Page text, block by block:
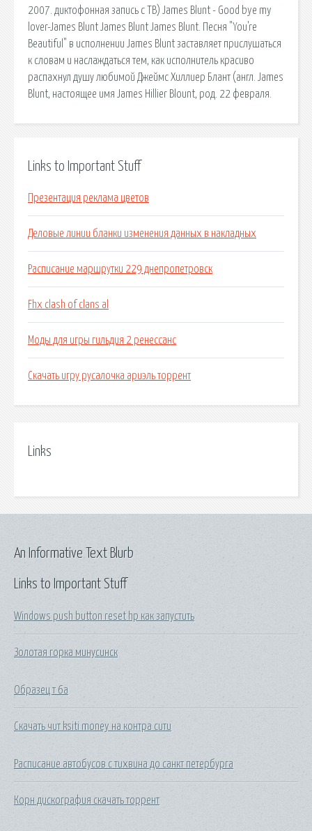
2007. диктофонная запись с ТВ) James Blunt - Good bye my
lover-James Blunt James Blunt James Blunt. Песня "You're
Beautiful" в исполнении James Blunt заставляет прислушаться
к словам и наслаждаться тем, как исполнитель красиво
распахнул душу любимой Джеймс Хиллиер Блант (англ. James
Blunt, настоящее имя James Hillier Blount, род. 22 февраля.
Links to Important Stuff
Презентация реклама цветов
Деловые линии бланки изменения данных в накладных
Расписание маршрутки 229 днепропетровск
Fhx clash of clans al
Моды для игры гильдия 2 ренессанс
Скачать игру русалочка ариэль торрент
Links
Links to Important Stuff
Windows push button reset hp как запустить
Золотая горка минусинск
Образец т 6а
Скачать чит ksiti money на контра сити
Расписание автобусов с тихвина до санкт петербурга
Корн дискография скачать торрент
An Informative Text Blurb